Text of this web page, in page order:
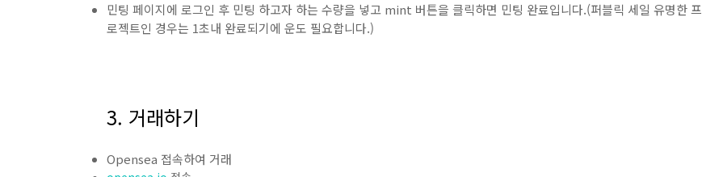
민팅 페이지에 로그인 후 민팅 하고자 하는 수량을 넣고 mint 버튼을 클릭하면 민팅 완료입니다.(퍼블릭 세일 유명한 프
로젝트인 경우는 1초내 완료되기에 운도 필요합니다.)
3. 거래하기
Opensea 접속하여 거래